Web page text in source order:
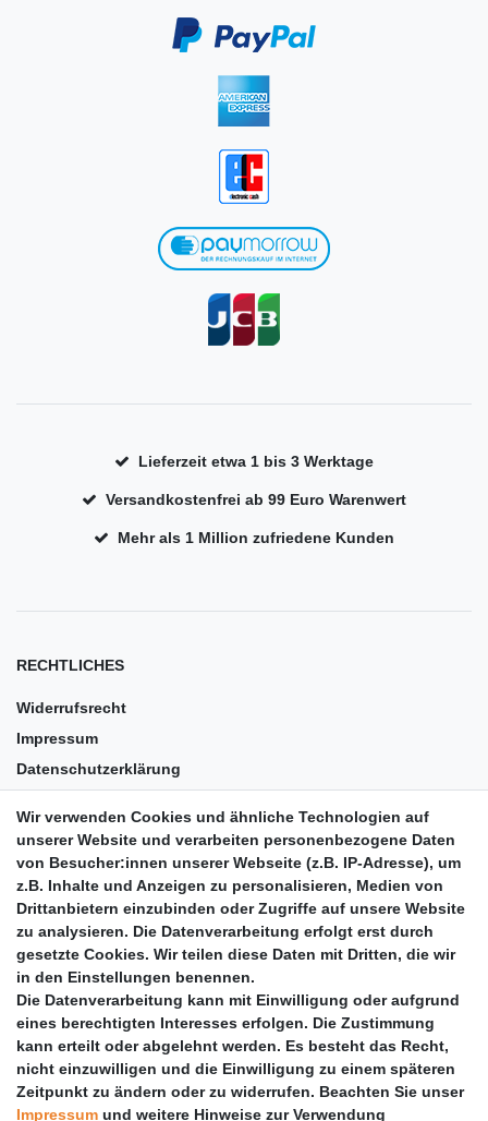
Lieferzeit etwa 1 bis 3 Werktage
Versandkostenfrei ab 99 Euro Warenwert
Mehr als 1 Million zufriedene Kunden
RECHTLICHES
Widerrufsrecht
Impressum
Datenschutzerklärung
Barrierefreiheit
Anleitungen
Vertrag widerrufen
PARTNER
DHL
GLS
PaketPLUS
Wir verwenden Cookies und ähnliche Technologien auf
unserer Website und verarbeiten personenbezogene Daten
von Besucher:innen unserer Webseite (z.B. IP-Adresse), um
z.B. Inhalte und Anzeigen zu personalisieren, Medien von
Drittanbietern einzubinden oder Zugriffe auf unsere Website
zu analysieren. Die Datenverarbeitung erfolgt erst durch
gesetzte Cookies. Wir teilen diese Daten mit Dritten, die wir
in den Einstellungen benennen.
Die Datenverarbeitung kann mit Einwilligung oder aufgrund
eines berechtigten Interesses erfolgen. Die Zustimmung
kann erteilt oder abgelehnt werden. Es besteht das Recht,
nicht einzuwilligen und die Einwilligung zu einem späteren
Zeitpunkt zu ändern oder zu widerrufen. Beachten Sie unser
Impressum und weitere Hinweise zur Verwendung